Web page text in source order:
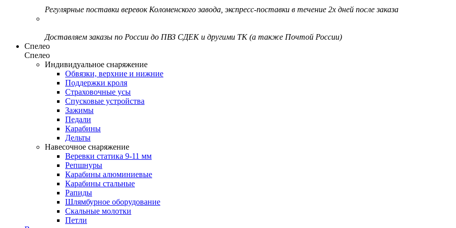
Регулярные поставки веревок Коломенского завода, экспресс-поставки в течение 2х дней после заказа
Доставляем заказы по России до ПВЗ СДЕК и другими ТК (а также Почтой России)
Спелео
Спелео
Индивидуальное снаряжение
Обвязки, верхние и нижние
Поддержки кроля
Страховочные усы
Спусковые устройства
Зажимы
Педали
Карабины
Дельты
Навесочное снаряжение
Веревки статика 9-11 мм
Репшнуры
Карабины алюминиевые
Карабины стальные
Рапиды
Шлямбурное оборудование
Скальные молотки
Петли